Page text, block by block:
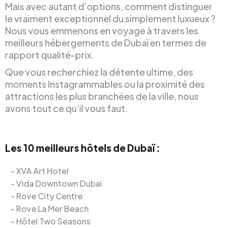
Mais avec autant d’options, comment distinguer
le vraiment exceptionnel du simplement luxueux ?
Nous vous emmenons en voyage à travers les
meilleurs hébergements de Dubaï en termes de
rapport qualité-prix.
Que vous recherchiez la détente ultime, des
moments Instagrammables ou la proximité des
attractions les plus branchées de la ville, nous
avons tout ce qu’il vous faut.
Les 10 meilleurs hôtels de Dubaï :
XVA Art Hotel
Vida Downtown Dubai
Rove City Centre
Rove La Mer Beach
Hôtel Two Seasons